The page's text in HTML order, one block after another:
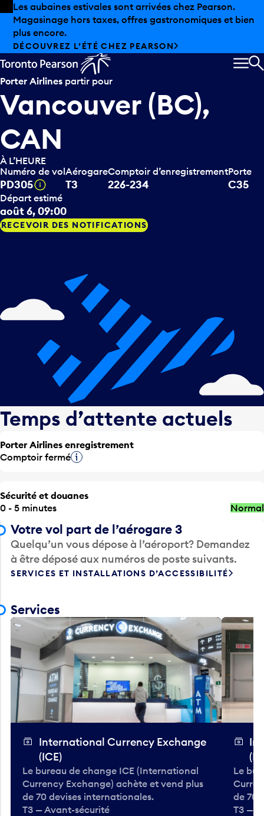
Skip to offers
Passer au contenu principal
Les aubaines estivales sont arrivées chez Pearson.
Magasinage hors taxes, offres gastronomiques et bien
plus encore.
DÉCOUVREZ L’ÉTÉ CHEZ PEARSON
Porter Airlines partir pour
Vancouver (BC),
CAN
À L’HEURE
Numéro de vol
PD305 Infobulle
Aérogare
T3
Comptoir d’enregistrement
226-234
Porte
C35
Départ estimé
août 6, 09:00
RECEVOIR DES NOTIFICATIONS
Temps d’attente actuels
Porter Airlines enregistrement
Comptoir ferméInfobulle
Sécurité et douanes
0 - 5 minutes
Normal
Votre vol part de l’aérogare 3
Quelqu’un vous dépose à l’aéroport? Demandez
à être déposé aux numéros de poste suivants.
SERVICES ET INSTALLATIONS D’ACCESSIBILITÉ
Services
International Currency Exchange
(ICE)
Le bureau de change ICE (International
Currency Exchange) achète et vend plus
de 70 devises internationales.
T3 — Avant-sécurité
Le
de 70
T3 —